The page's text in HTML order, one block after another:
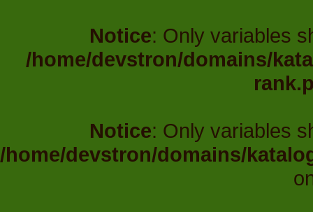
Notice: Only variables
/home/devstron/domains/
Notice: Only variables
/home/devstron/domains/